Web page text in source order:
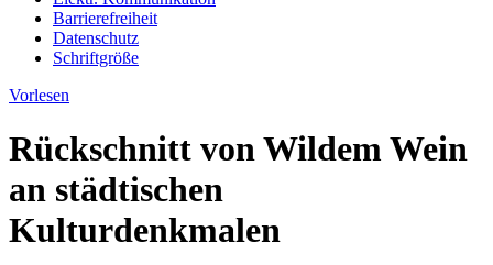
Barrierefreiheit
Datenschutz
Schriftgröße
Vorlesen
Rückschnitt von Wildem Wein
an städtischen
Kulturdenkmalen